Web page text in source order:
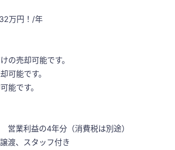
万円！/年
の売却可能です。
可能です。
能です。
業利益の4年分（消費税は別途）
渡、スタッフ付き